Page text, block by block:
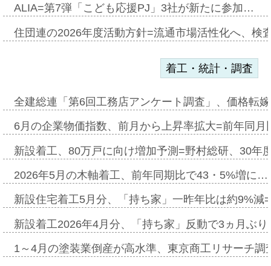
ALIA=第7弾「こども応援PJ」3社が新たに参加…
住団連の2026年度活動方針=流通市場活性化へ、検
着工・統計・調査
全建総連「第6回工務店アンケート調査」、価格転
6月の企業物価指数、前月から上昇率拡大=前年同
新設着工、80万戸に向け増加予測=野村総研、30年
2026年5月の木軸着工、前年同期比で43・5%増に…
新設住宅着工5月分、「持ち家」一昨年比は約9%
新設着工2026年4月分、「持ち家」反動で3ヵ月ぶ
1～4月の塗装業倒産が高水準、東京商工リサーチ